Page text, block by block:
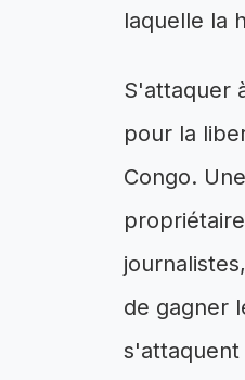
laquelle la
S'attaquer
pour la
Congo.
de gagner
s'attaquent